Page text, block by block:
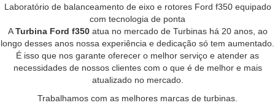
Laboratório de balanceamento de eixo e rotores Ford f350 equipado
com tecnologia de ponta
ATurbina Ford f350 atua no mercado de Turbinas há 20 anos, ao
longo desses anos nossa experiência e dedicação só tem aumentado.
É isso que nos garante oferecer o melhor serviço e atender as
necessidades de nossos clientes com o que é de melhor e mais
atualizado no mercado.
Trabalhamos com as melhores marcas de turbinas.